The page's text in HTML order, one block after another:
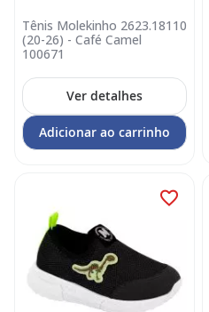
Tênis Molekinho 2623.18110
(20-26) - Café Camel
100671
Ver detalhes
Adicionar ao carrinho